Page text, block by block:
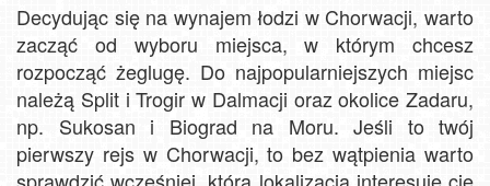
Decydując się na wynajem łodzi w Chorwacji, warto
zacząć od wyboru miejsca, w którym chcesz
rozpocząć żeglugę. Do najpopularniejszych miejsc
należą Split i Trogir w Dalmacji oraz okolice Zadaru,
np. Sukosan i Biograd na Moru. Jeśli to twój
pierwszy rejs w Chorwacji, to bez wątpienia warto
sprawdzić wcześniej, która lokalizacja interesuje cię